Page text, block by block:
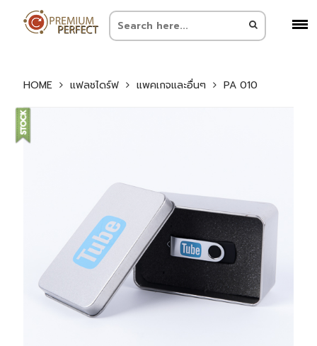
HOME แฟลชไดร์ฟ แพคเกจและอื่นๆ PA 010